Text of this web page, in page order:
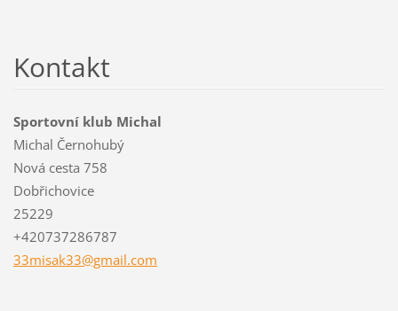
Kontakt
Sportovní klub Michal
Michal Černohubý
Nová cesta 758
Dobřichovice
25229
+420737286787
33misak33@gmail.com